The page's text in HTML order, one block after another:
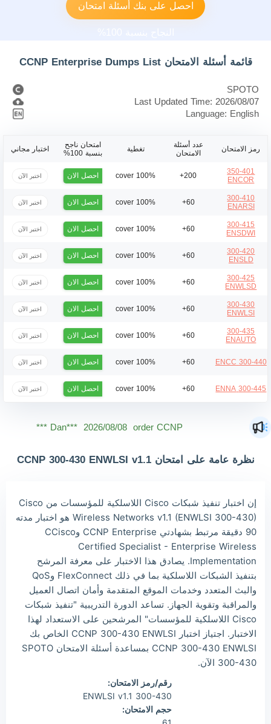
احصل على بنك أسئلة امتحان
قائمة أسئلة الامتحان CCNP Enterprise Dumps List
SPOTO
Last Updated Time: 2026/08/07
Language: English
رمز الامتحان
عدد أسئلة
الامتحان
تغطية
امتحان ناجح
بنسبة 100%
اختبار مجاني
350-401
ENCOR
200+
100% cover احصل الان اختبر الآن
300-410
ENARSI
60+
100% cover احصل الان اختبر الآن
300-415
ENSDWI
60+
100% cover احصل الان اختبر الآن
300-420
ENSLD
60+
100% cover احصل الان اختبر الآن
300-425
ENWLSD
60+
100% cover احصل الان اختبر الآن
300-430
ENWLSI
60+
100% cover احصل الان اختبر الآن
300-435
ENAUTO
60+
100% cover احصل الان اختبر الآن
300-440 ENCC
60+
100% cover احصل الان اختبر الآن
300-445 ENNA
60+
100% cover احصل الان اختبر الآن
Dan*** 2026/08/08 order CCNP ***
Lia*** 2026/08/08 order CCNP ***
Wil*** 2026/08/08 order CCNP ***
Luc*** 2026/08/08 order CCNP ***
نظرة عامة على امتحان CCNP 300-430 ENWLSI v1.1
إن اختبار تنفيذ شبكات Cisco اللاسلكية للمؤسسات من Cisco
Wireless Networks v1.1 (ENWLSI 300-430) هو اختبار مدته
90 دقيقة مرتبط بشهادتي CCNP Enterprise وCCisco
Certified Specialist - Enterprise Wireless
Implementation. يصادق هذا الاختبار على معرفة المرشح
بتنفيذ الشبكات اللاسلكية بما في ذلك FlexConnect وQoS
والبث المتعدد وخدمات الموقع المتقدمة وأمان اتصال العميل
والمراقبة وتقوية الجهاز. تساعد الدورة التدريبية "تنفيذ شبكات
Cisco اللاسلكية للمؤسسات" المرشحين على الاستعداد لهذا
الاختبار. اجتياز اختبار CCNP 300-430 ENWLSI الخاص بك
CCNP 300-430 ENWLSI بمساعدة أسئلة الامتحان SPOTO
300-430 الآن.
رقم/رمز الامتحان:
300-430 ENWLSI v1.1
حجم الامتحان: